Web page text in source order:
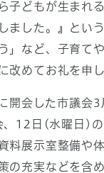
子どもが生まれ
ました。』とい
」など、子育て
改めてお礼を申
開会した市議会
、12日(水曜日)
料展示室整備や
の充実などを含